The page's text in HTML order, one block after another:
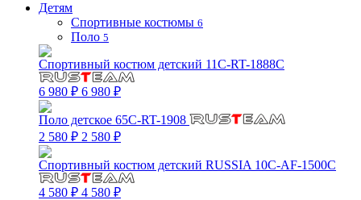
Детям
Спортивные костюмы 6
Поло 5
Спортивный костюм детский 11C-RT-1888C
6 980 ₽ 6 980 ₽
Поло детское 65C-RT-1908
2 580 ₽ 2 580 ₽
Спортивный костюм детский RUSSIA 10C-AF-1500C
4 580 ₽ 4 580 ₽